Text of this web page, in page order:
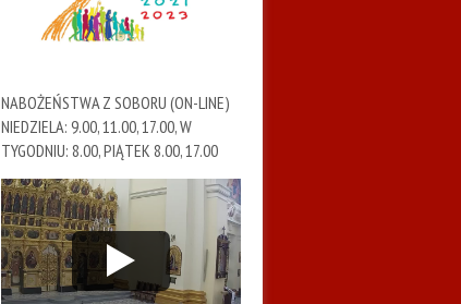
NABOŻEŃSTWA Z SOBORU (ON-LINE)
NIEDZIELA: 9.00, 11.00, 17.00, W
TYGODNIU: 8.00, PIĄTEK 8.00, 17.00